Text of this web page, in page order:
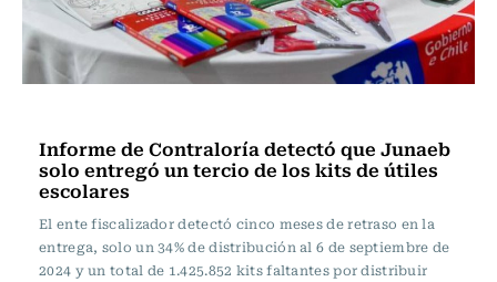
Informe de Contraloría detectó que Junaeb
solo entregó un tercio de los kits de útiles
escolares
El ente fiscalizador detectó cinco meses de retraso en la
entrega, solo un 34% de distribución al 6 de septiembre de
2024 y un total de 1.425.852 kits faltantes por distribuir